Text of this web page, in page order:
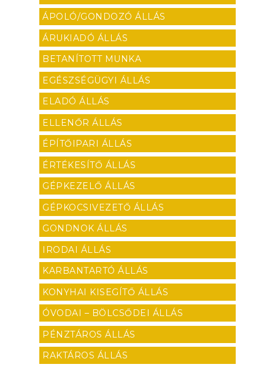
ÁPOLÓ/GONDOZÓ ÁLLÁS
ÁRUKIADÓ ÁLLÁS
BETANÍTOTT MUNKA
EGÉSZSÉGÜGYI ÁLLÁS
ELADÓ ÁLLÁS
ELLENŐR ÁLLÁS
ÉPÍTŐIPARI ÁLLÁS
ÉRTÉKESÍTŐ ÁLLÁS
GÉPKEZELŐ ÁLLÁS
GÉPKOCSIVEZETŐ ÁLLÁS
GONDNOK ÁLLÁS
IRODAI ÁLLÁS
KARBANTARTÓ ÁLLÁS
KONYHAI KISEGÍTŐ ÁLLÁS
ÓVODAI – BÖLCSŐDEI ÁLLÁS
PÉNZTÁROS ÁLLÁS
RAKTÁROS ÁLLÁS